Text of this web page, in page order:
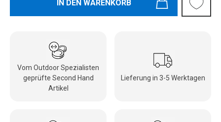
IN DEN WARENKORB
Vom Outdoor Spezialisten
geprüfte Second Hand
Artikel
Lieferung in 3-5 Werktagen